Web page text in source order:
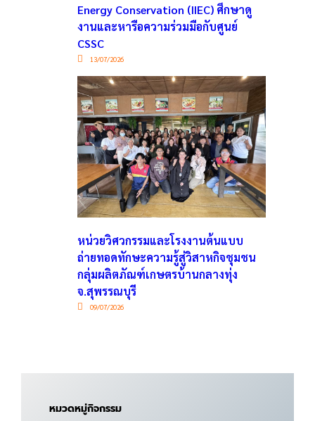
Energy Conservation (IIEC) ศึกษาดู
งานและหารือความร่วมมือกับศูนย์
CSSC
13/07/2026
หน่วยวิศวกรรมและโรงงานต้นแบบ
ถ่ายทอดทักษะความรู้สู่วิสาหกิจชุมชน
กลุ่มผลิตภัณฑ์เกษตรบ้านกลางทุ่ง
จ.สุพรรณบุรี
09/07/2026
หมวดหมู่กิจกรรม